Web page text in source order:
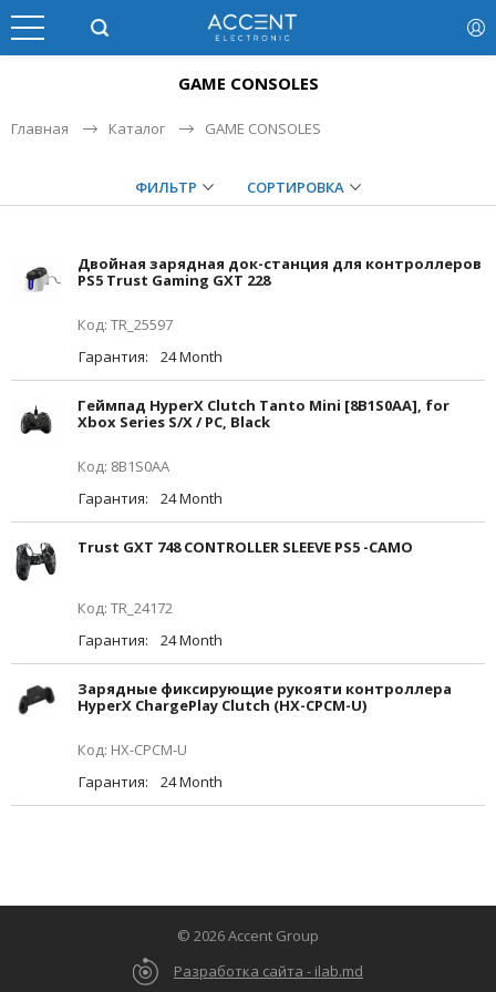
GAME CONSOLES
Главная Каталог GAME CONSOLES
ФИЛЬТР СОРТИРОВКА
Двойная зарядная док-станция для контроллеров
PS5 Trust Gaming GXT 228
Код: TR_25597
Гарантия:
24 Month
Геймпад HyperX Clutch Tanto Mini [8B1S0AA], for
Xbox Series S/X / PC, Black
Код: 8B1S0AA
Гарантия:
24 Month
Trust GXT 748 CONTROLLER SLEEVE PS5 -CAMO
Код: TR_24172
Гарантия:
24 Month
Зарядные фиксирующие рукояти контроллера
HyperX ChargePlay Clutch (HX-CPCM-U)
Код: HX-CPCM-U
Гарантия:
24 Month
© 2026 Accent Group
Разработка сайта - ilab.md